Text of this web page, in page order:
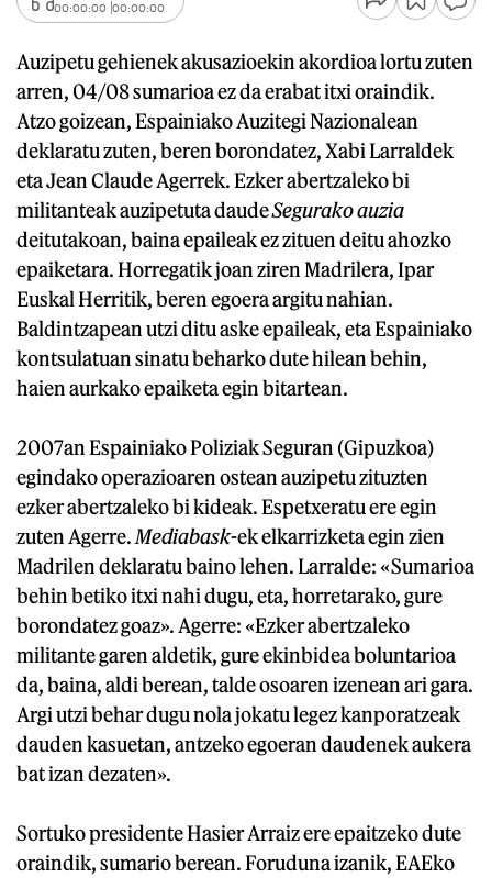
00:00:00 00:00:00
Auzipetu gehienek akusazioekin akordioa lortu zuten
arren, 04/08 sumarioa ez da erabat itxi oraindik.
Atzo goizean, Espainiako Auzitegi Nazionalean
deklaratu zuten, beren borondatez, Xabi Larraldek
eta Jean Claude Agerrek. Ezker abertzaleko bi
militanteak auzipetuta daudeSegurako auzia
deitutakoan, baina epaileak ez zituen deitu ahozko
epaiketara. Horregatik joan ziren Madrilera, Ipar
Euskal Herritik, beren egoera argitu nahian.
Baldintzapean utzi ditu aske epaileak, eta Espainiako
kontsulatuan sinatu beharko dute hilean behin,
haien aurkako epaiketa egin bitartean.
2007an Espainiako Poliziak Seguran (Gipuzkoa)
egindako operazioaren ostean auzipetu zituzten
ezker abertzaleko bi kideak. Espetxeratu ere egin
zuten Agerre. Mediabask-ek elkarrizketa egin zien
Madrilen deklaratu baino lehen. Larralde: «Sumarioa
behin betiko itxi nahi dugu, eta, horretarako, gure
borondatez goaz». Agerre: «Ezker abertzaleko
militante garen aldetik, gure ekinbidea boluntarioa
da, baina, aldi berean, talde osoaren izenean ari gara.
Argi utzi behar dugu nola jokatu legez kanporatzeak
dauden kasuetan, antzeko egoeran daudenek aukera
bat izan dezaten».
Sortuko presidente Hasier Arraiz ere epaitzeko dute
oraindik, sumario berean. Foruduna izanik, EAEko